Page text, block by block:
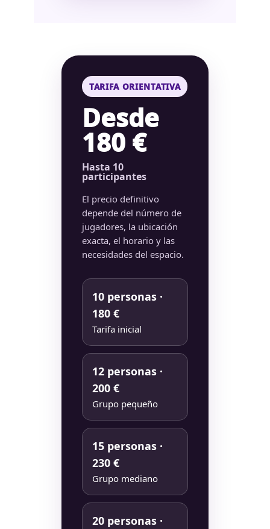
TARIFA ORIENTATIVA
Desde
180 €
Hasta 10
participantes
El precio definitivo
depende del número de
jugadores, la ubicación
exacta, el horario y las
necesidades del espacio.
10 personas ·
180 €
Tarifa inicial
12 personas ·
200 €
Grupo pequeño
15 personas ·
230 €
Grupo mediano
20 personas ·